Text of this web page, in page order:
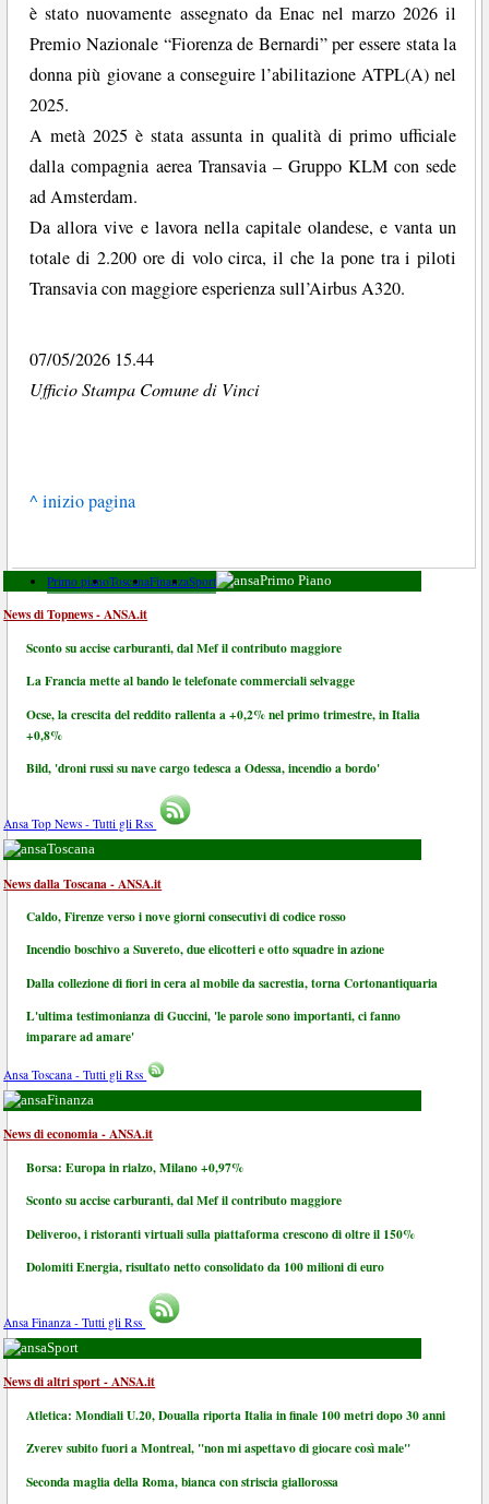
è stato nuovamente assegnato da Enac nel marzo 2026 il
Premio Nazionale “Fiorenza de Bernardi” per essere stata la
donna più giovane a conseguire l’abilitazione ATPL(A) nel
2025.
A metà 2025 è stata assunta in qualità di primo ufficiale
dalla compagnia aerea Transavia – Gruppo KLM con sede
ad Amsterdam.
Da allora vive e lavora nella capitale olandese, e vanta un
totale di 2.200 ore di volo circa, il che la pone tra i piloti
Transavia con maggiore esperienza sull’Airbus A320.
07/05/2026 15.44
Ufficio Stampa Comune di Vinci
^ inizio pagina
Primo pianoToscanaFinanzaSport Primo Piano
News di Topnews - ANSA.it
Sconto su accise carburanti, dal Mef il contributo maggiore
La Francia mette al bando le telefonate commerciali selvagge
Ocse, la crescita del reddito rallenta a +0,2% nel primo trimestre, in Italia
+0,8%
Bild, 'droni russi su nave cargo tedesca a Odessa, incendio a bordo'
Ansa Top News - Tutti gli Rss
Toscana
News dalla Toscana - ANSA.it
Caldo, Firenze verso i nove giorni consecutivi di codice rosso
Incendio boschivo a Suvereto, due elicotteri e otto squadre in azione
Dalla collezione di fiori in cera al mobile da sacrestia, torna Cortonantiquaria
L'ultima testimonianza di Guccini, 'le parole sono importanti, ci fanno
imparare ad amare'
Ansa Toscana - Tutti gli Rss
Finanza
News di economia - ANSA.it
Borsa: Europa in rialzo, Milano +0,97%
Sconto su accise carburanti, dal Mef il contributo maggiore
Deliveroo, i ristoranti virtuali sulla piattaforma crescono di oltre il 150%
Dolomiti Energia, risultato netto consolidato da 100 milioni di euro
Ansa Finanza - Tutti gli Rss
Sport
News di altri sport - ANSA.it
Atletica: Mondiali U.20, Doualla riporta Italia in finale 100 metri dopo 30 anni
Zverev subito fuori a Montreal, "non mi aspettavo di giocare così male"
Seconda maglia della Roma, bianca con striscia giallorossa